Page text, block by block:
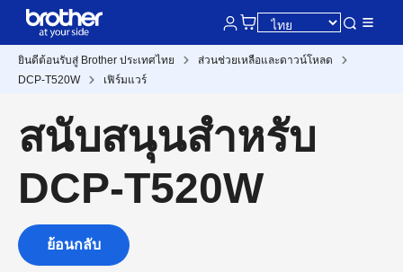
ยินดีต้อนรับสู่ Brother ประเทศไทย
ส่วนช่วยเหลือและดาวน์โหลด
DCP-T520W
เฟิร์มแวร์
สนับสนุนสำหรับ
DCP-T520W
ย้อนกลับ